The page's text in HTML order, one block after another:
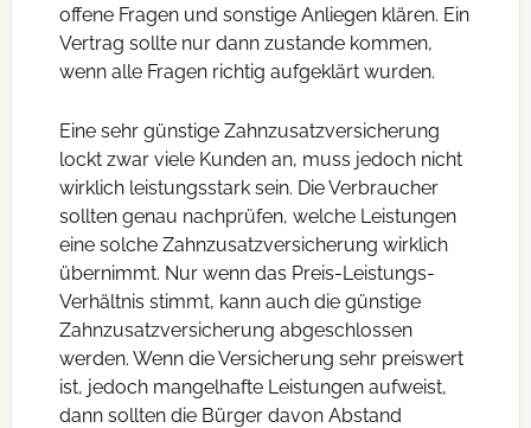
offene Fragen und sonstige Anliegen klären. Ein
Vertrag sollte nur dann zustande kommen,
wenn alle Fragen richtig aufgeklärt wurden.
Eine sehr günstige Zahnzusatzversicherung
lockt zwar viele Kunden an, muss jedoch nicht
wirklich leistungsstark sein. Die Verbraucher
sollten genau nachprüfen, welche Leistungen
eine solche Zahnzusatzversicherung wirklich
übernimmt. Nur wenn das Preis-Leistungs-
Verhältnis stimmt, kann auch die günstige
Zahnzusatzversicherung abgeschlossen
werden. Wenn die Versicherung sehr preiswert
ist, jedoch mangelhafte Leistungen aufweist,
dann sollten die Bürger davon Abstand